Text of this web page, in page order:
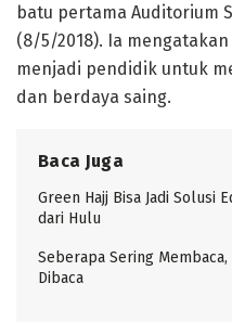
batu pertama Auditorium
(8/5/2018). Ia
menjadi pendidik untuk
dan berdaya saing.
Baca Juga
Green Hajj Bisa Jadi Solusi
dari Hulu
Seberapa Sering
Dibaca